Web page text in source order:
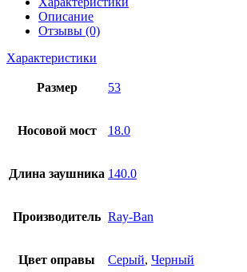
Описание
Отзывы (0)
Характеристики
Размер 53
Носовой мост 18.0
Длина заушника 140.0
Производитель Ray-Ban
Цвет оправы Серый, Черный